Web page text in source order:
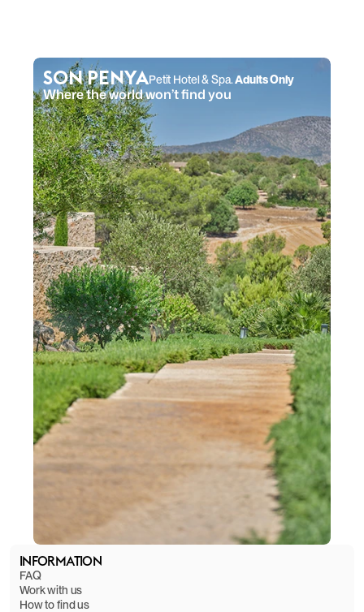
SON PENYAPetit Hotel & Spa. Adults Only
Where the world won’t find you
INFORMATION
FAQ
Work with us
How to find us